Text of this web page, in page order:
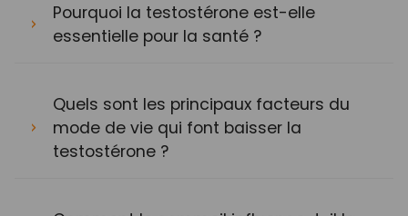
Pourquoi la testostérone est-elle
essentielle pour la santé ?
Quels sont les principaux facteurs du
mode de vie qui font baisser la
testostérone ?